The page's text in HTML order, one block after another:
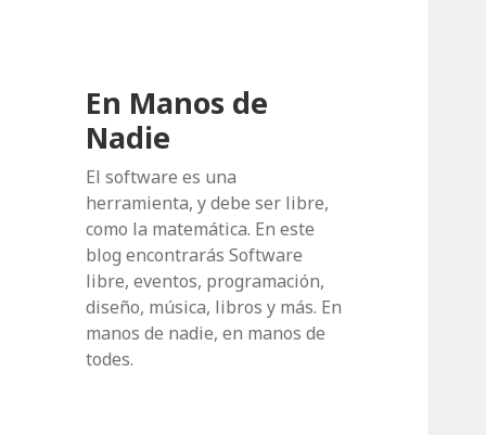
En Manos de
Nadie
El software es una
herramienta, y debe ser libre,
como la matemática. En este
blog encontrarás Software
libre, eventos, programación,
diseño, música, libros y más. En
manos de nadie, en manos de
todes.